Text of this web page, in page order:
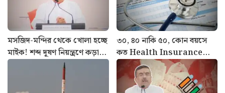
মসজিদ-মন্দির থেকে খোলা হচ্ছে
মাইক! শব্দ দূষণ নিয়ন্ত্রণে কড়া
ব্যবস্থা রাজ্য সরকারের
৩০, ৪০ নাকি ৫০, কোন বয়সে
কত Health Insurance
কভারেজ দরকার? জানালেন
বিশেষজ্ঞরা